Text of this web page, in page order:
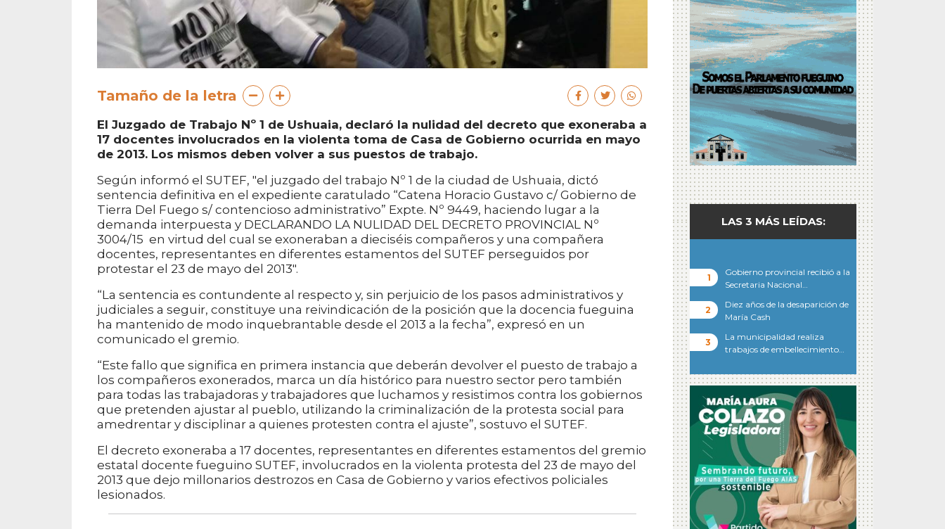
Tamaño de la letra
El Juzgado de Trabajo Nº 1 de Ushuaia, declaró la nulidad del decreto que exoneraba a
17 docentes involucrados en la violenta toma de Casa de Gobierno ocurrida en mayo
de 2013. Los mismos deben volver a sus puestos de trabajo.
Según informó el SUTEF, "el juzgado del trabajo Nº 1 de la ciudad de Ushuaia, dictó
sentencia definitiva en el expediente caratulado “Catena Horacio Gustavo c/ Gobierno de
Tierra Del Fuego s/ contencioso administrativo” Expte. Nº 9449, haciendo lugar a la
demanda interpuesta y DECLARANDO LA NULIDAD DEL DECRETO PROVINCIAL Nº
3004/15 en virtud del cual se exoneraban a dieciséis compañeros y una compañera
docentes, representantes en diferentes estamentos del SUTEF perseguidos por
protestar el 23 de mayo del 2013".
“La sentencia es contundente al respecto y, sin perjuicio de los pasos administrativos y
judiciales a seguir, constituye una reivindicación de la posición que la docencia fueguina
ha mantenido de modo inquebrantable desde el 2013 a la fecha”, expresó en un
comunicado el gremio.
“Este fallo que significa en primera instancia que deberán devolver el puesto de trabajo a
los compañeros exonerados, marca un día histórico para nuestro sector pero también
para todas las trabajadoras y trabajadores que luchamos y resistimos contra los gobiernos
que pretenden ajustar al pueblo, utilizando la criminalización de la protesta social para
amedrentar y disciplinar a quienes protesten contra el ajuste”, sostuvo el SUTEF.
El decreto exoneraba a 17 docentes, representantes en diferentes estamentos del gremio
estatal docente fueguino SUTEF, involucrados en la violenta protesta del 23 de mayo del
2013 que dejo millonarios destrozos en Casa de Gobierno y varios efectivos policiales
lesionados.
LAS 3 MÁS LEÍDAS:
Gobierno provincial recibió a la
Secretaria Nacional…
Diez años de la desaparición de
María Cash
La municipalidad realiza
trabajos de embellecimiento…